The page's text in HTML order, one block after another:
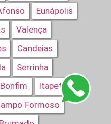
Eunápolis
Valença
Candeias
Serrinha
Itapetinga
Formoso